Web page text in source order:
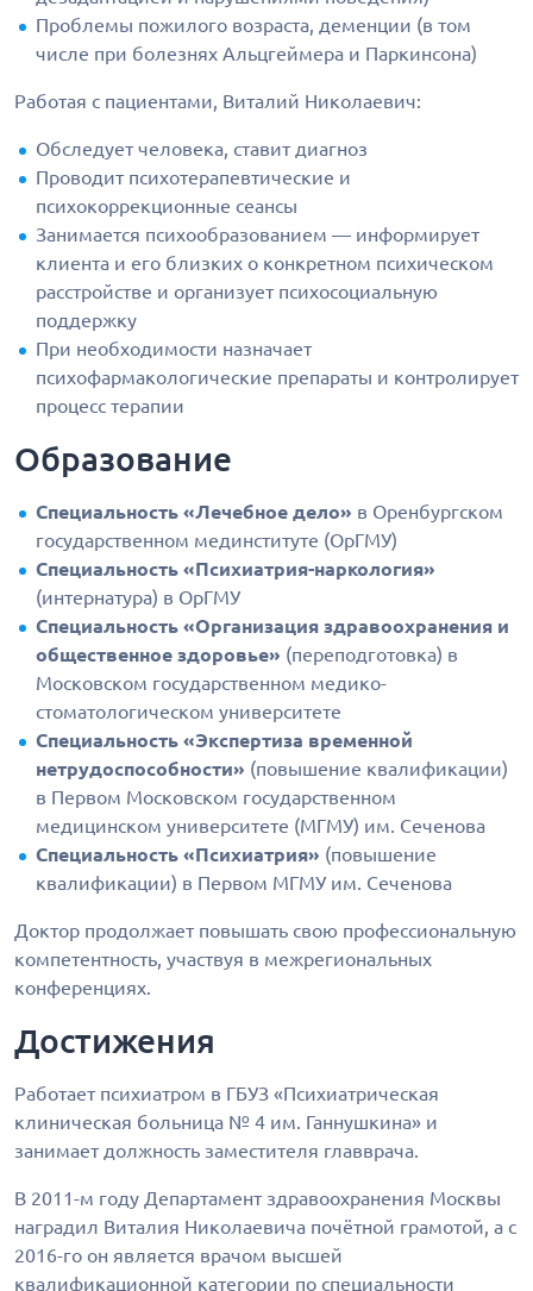
Проблемы пожилого возраста, деменции (в том
числе при болезнях Альцгеймера и Паркинсона)
Работая с пациентами, Виталий Николаевич:
Обследует человека, ставит диагноз
Проводит психотерапевтические и
психокоррекционные сеансы
Занимается психообразованием — информирует
клиента и его близких о конкретном психическом
расстройстве и организует психосоциальную
поддержку
При необходимости назначает
психофармакологические препараты и контролирует
процесс терапии
Образование
Специальность «Лечебное дело» в Оренбургском
государственном мединституте (ОрГМУ)
Специальность «Психиатрия-наркология»
(интернатура) в ОрГМУ
Специальность «Организация здравоохранения и
общественное здоровье» (переподготовка) в
Московском государственном медико-
стоматологическом университете
Специальность «Экспертиза временной
нетрудоспособности» (повышение квалификации)
в Первом Московском государственном
медицинском университете (МГМУ) им. Сеченова
Специальность «Психиатрия» (повышение
квалификации) в Первом МГМУ им. Сеченова
Доктор продолжает повышать свою профессиональную
компетентность, участвуя в межрегиональных
конференциях.
Достижения
Работает психиатром в ГБУЗ «Психиатрическая
клиническая больница № 4 им. Ганнушкина» и
занимает должность заместителя главврача.
В 2011-м году Департамент здравоохранения Москвы
наградил Виталия Николаевича почётной грамотой, а с
2016-го он является врачом высшей
квалификационной категории по специальности